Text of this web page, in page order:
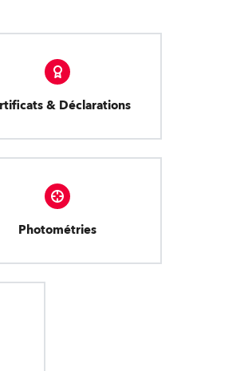
& Déclarations
Photométries